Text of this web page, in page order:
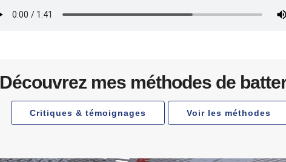
Découvrez mes méthodes de
Critiques & témoignages Voir les méthodes